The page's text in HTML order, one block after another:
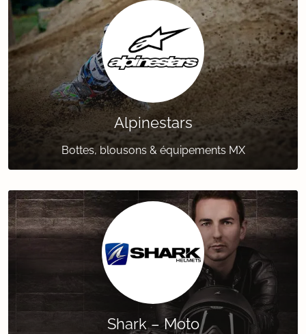
Alpinestars
Bottes, blousons & équipements MX
Shark – Moto